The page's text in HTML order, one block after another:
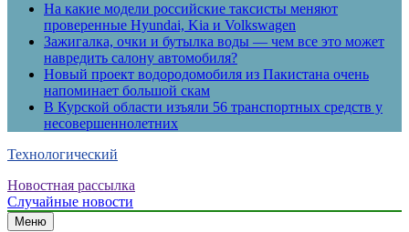
На какие модели российские таксисты меняют
проверенные Hyundai, Kia и Volkswagen
Зажигалка, очки и бутылка воды — чем все это может
навредить салону автомобиля?
Новый проект водородомобиля из Пакистана очень
напоминает большой скам
В Курской области изъяли 56 транспортных средств у
несовершеннолетних
Технологический
Новостная рассылка
Случайные новости
Меню